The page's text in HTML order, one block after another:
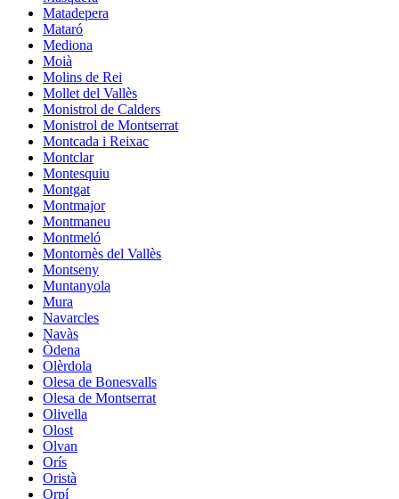
Matadepera
Mataró
Mediona
Moià
Molins de Rei
Mollet del Vallès
Monistrol de Calders
Monistrol de Montserrat
Montcada i Reixac
Montclar
Montesquiu
Montgat
Montmajor
Montmaneu
Montmeló
Montornès del Vallès
Montseny
Muntanyola
Mura
Navarcles
Navàs
Òdena
Olèrdola
Olesa de Bonesvalls
Olesa de Montserrat
Olivella
Olost
Olvan
Orís
Oristà
Orpí